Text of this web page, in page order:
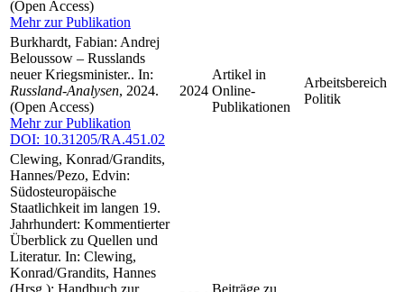
(Open Access)
Mehr zur Publikation
Burkhardt, Fabian: Andrej
Beloussow – Russlands
neuer Kriegsminister.. In:
Russland-Analysen, 2024.
(Open Access)
Mehr zur Publikation
DOI: 10.31205/RA.451.02
2024
Artikel in
Online-
Publikationen
Arbeitsbereich
Politik
Clewing, Konrad/Grandits,
Hannes/Pezo, Edvin:
Südosteuropäische
Staatlichkeit im langen 19.
Jahrhundert: Kommentierter
Überblick zu Quellen und
Literatur. In: Clewing,
Konrad/Grandits, Hannes
(Hrsg.): Handbuch zur
Beiträge zu